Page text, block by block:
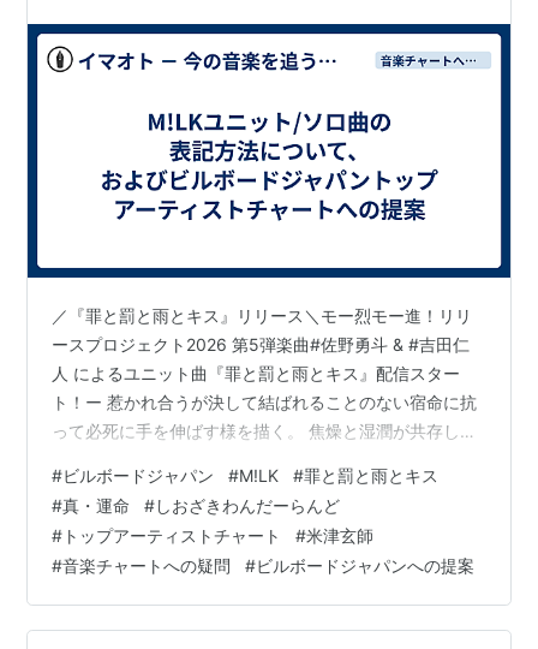
／『罪と罰と雨とキス』リリース＼モー烈モー進！リリ
ースプロジェクト2026 第5弾楽曲#佐野勇斗 & #吉田仁
人 によるユニット曲『罪と罰と雨とキス』配信スター
ト！ー 惹かれ合うが決して結ばれることのない宿命に抗
って必死に手を伸ばす様を描く。 焦燥と湿潤が共存した
OFFICIAL (@milk_info) 2026年8月2日 ／「モー烈モー
進！リリースプロジェクト2026」＼カレンダー更新🗓
「モー烈モー進！リリースプロジェクト2026」ついに完
遂しました！今後のM!LKにもご期待ください！#MILK
pic.twi…
#ビルボードジャパン #M!LK #罪と罰と雨とキス
#真・運命 #しおざきわんだーらんど
# トップアーティストチャート #米津玄師
#音楽チャートへの疑問 #ビルボードジャパンへの提案